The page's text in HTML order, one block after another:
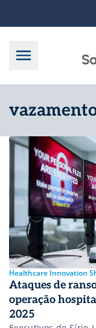
Healthcare Innovation
Ataques de
operação
2025